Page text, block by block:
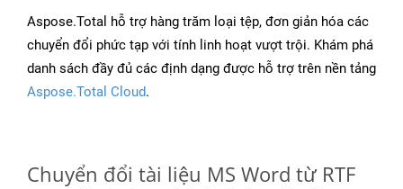
Aspose.Total hỗ trợ hàng trăm loại tệp, đơn giản hóa các
chuyển đổi phức tạp với tính linh hoạt vượt trội. Khám phá
danh sách đầy đủ các định dạng được hỗ trợ trên nền tảng
Aspose.Total Cloud.
Chuyển đổi tài liệu MS Word từ RTF